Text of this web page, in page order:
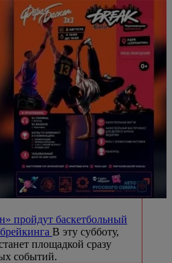
пройдут баскетбольный
В эту субботу,
площадкой сразу
событий.